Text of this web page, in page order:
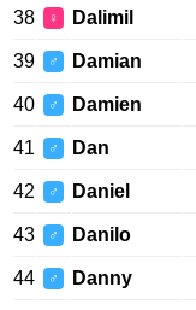
38 ♀ Dalimil
39 ♂ Damian
40 ♂ Damien
41 ♂ Dan
42 ♂ Daniel
43 ♂ Danilo
44 ♂ Danny